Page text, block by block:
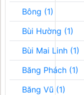
Bông (1)
Bùi Hường (1)
Bùi Mai Linh (1)
Băng Phách (1)
Băng Vũ (1)